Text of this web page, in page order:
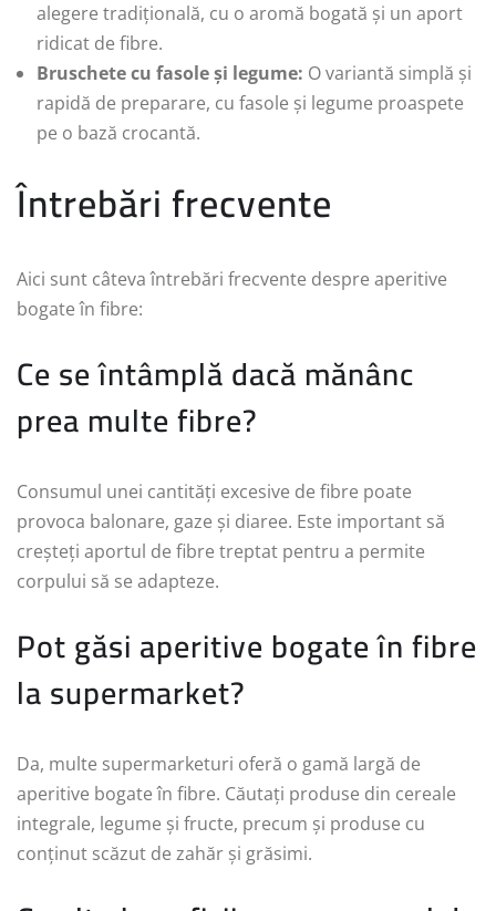
alegere tradițională, cu o aromă bogată și un aport
ridicat de fibre.
Bruschete cu fasole și legume: O variantă simplă și
rapidă de preparare, cu fasole și legume proaspete
pe o bază crocantă.
Întrebări frecvente
Aici sunt câteva întrebări frecvente despre aperitive
bogate în fibre:
Ce se întâmplă dacă mănânc
prea multe fibre?
Consumul unei cantități excesive de fibre poate
provoca balonare, gaze și diaree. Este important să
creșteți aportul de fibre treptat pentru a permite
corpului să se adapteze.
Pot găsi aperitive bogate în fibre
la supermarket?
Da, multe supermarketuri oferă o gamă largă de
aperitive bogate în fibre. Căutați produse din cereale
integrale, legume și fructe, precum și produse cu
conținut scăzut de zahăr și grăsimi.